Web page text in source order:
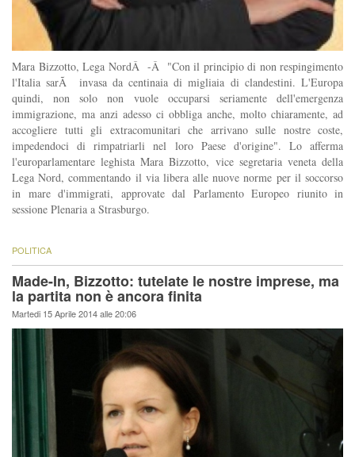
Mara Bizzotto, Lega NordÂ -Â "Con il principio di non respingimento
l'Italia sarÃ invasa da centinaia di migliaia di clandestini. L'Europa
quindi, non solo non vuole occuparsi seriamente dell'emergenza
immigrazione, ma anzi adesso ci obbliga anche, molto chiaramente, ad
accogliere tutti gli extracomunitari che arrivano sulle nostre coste,
impedendoci di rimpatriarli nel loro Paese d'origine". Lo afferma
l'europarlamentare leghista Mara Bizzotto, vice segretaria veneta della
Lega Nord, commentando il via libera alle nuove norme per il soccorso
in mare d'immigrati, approvate dal Parlamento Europeo riunito in
sessione Plenaria a Strasburgo.
POLITICA
Made-In, Bizzotto: tutelate le nostre imprese, ma
la partita non è ancora finita
Martedi 15 Aprile 2014 alle 20:06